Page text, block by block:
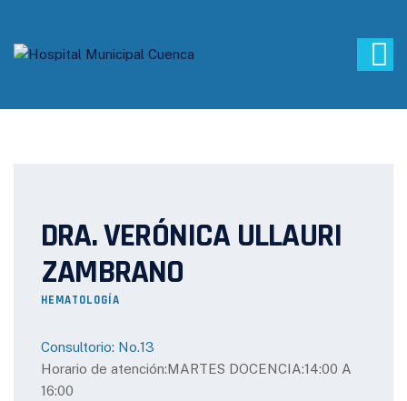
DRA. VERÓNICA ULLAURI
ZAMBRANO
HEMATOLOGÍA
Consultorio: No.13
Horario de atención:MARTES DOCENCIA:14:00 A
16:00